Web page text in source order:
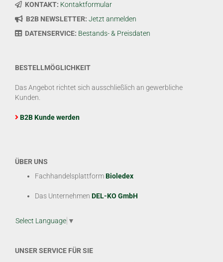
KONTAKT: Kontaktformular
B2B NEWSLETTER: Jetzt anmelden
DATENSERVICE: Bestands- & Preisdaten
BESTELLMÖGLICHKEIT
Das Angebot richtet sich ausschließlich an gewerbliche
Kunden.
B2B Kunde werden
ÜBER UNS
FachhandelsplattformBioledex
Das Unternehmen DEL-KO GmbH
Select Language ▼
UNSER SERVICE FÜR SIE